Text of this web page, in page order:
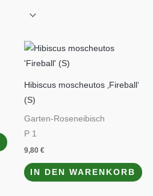
Hibiscus moscheutos ‚Fireball‘
(S)
Garten-Roseneibisch
P 1
9,80 €
IN DEN WARENKORB